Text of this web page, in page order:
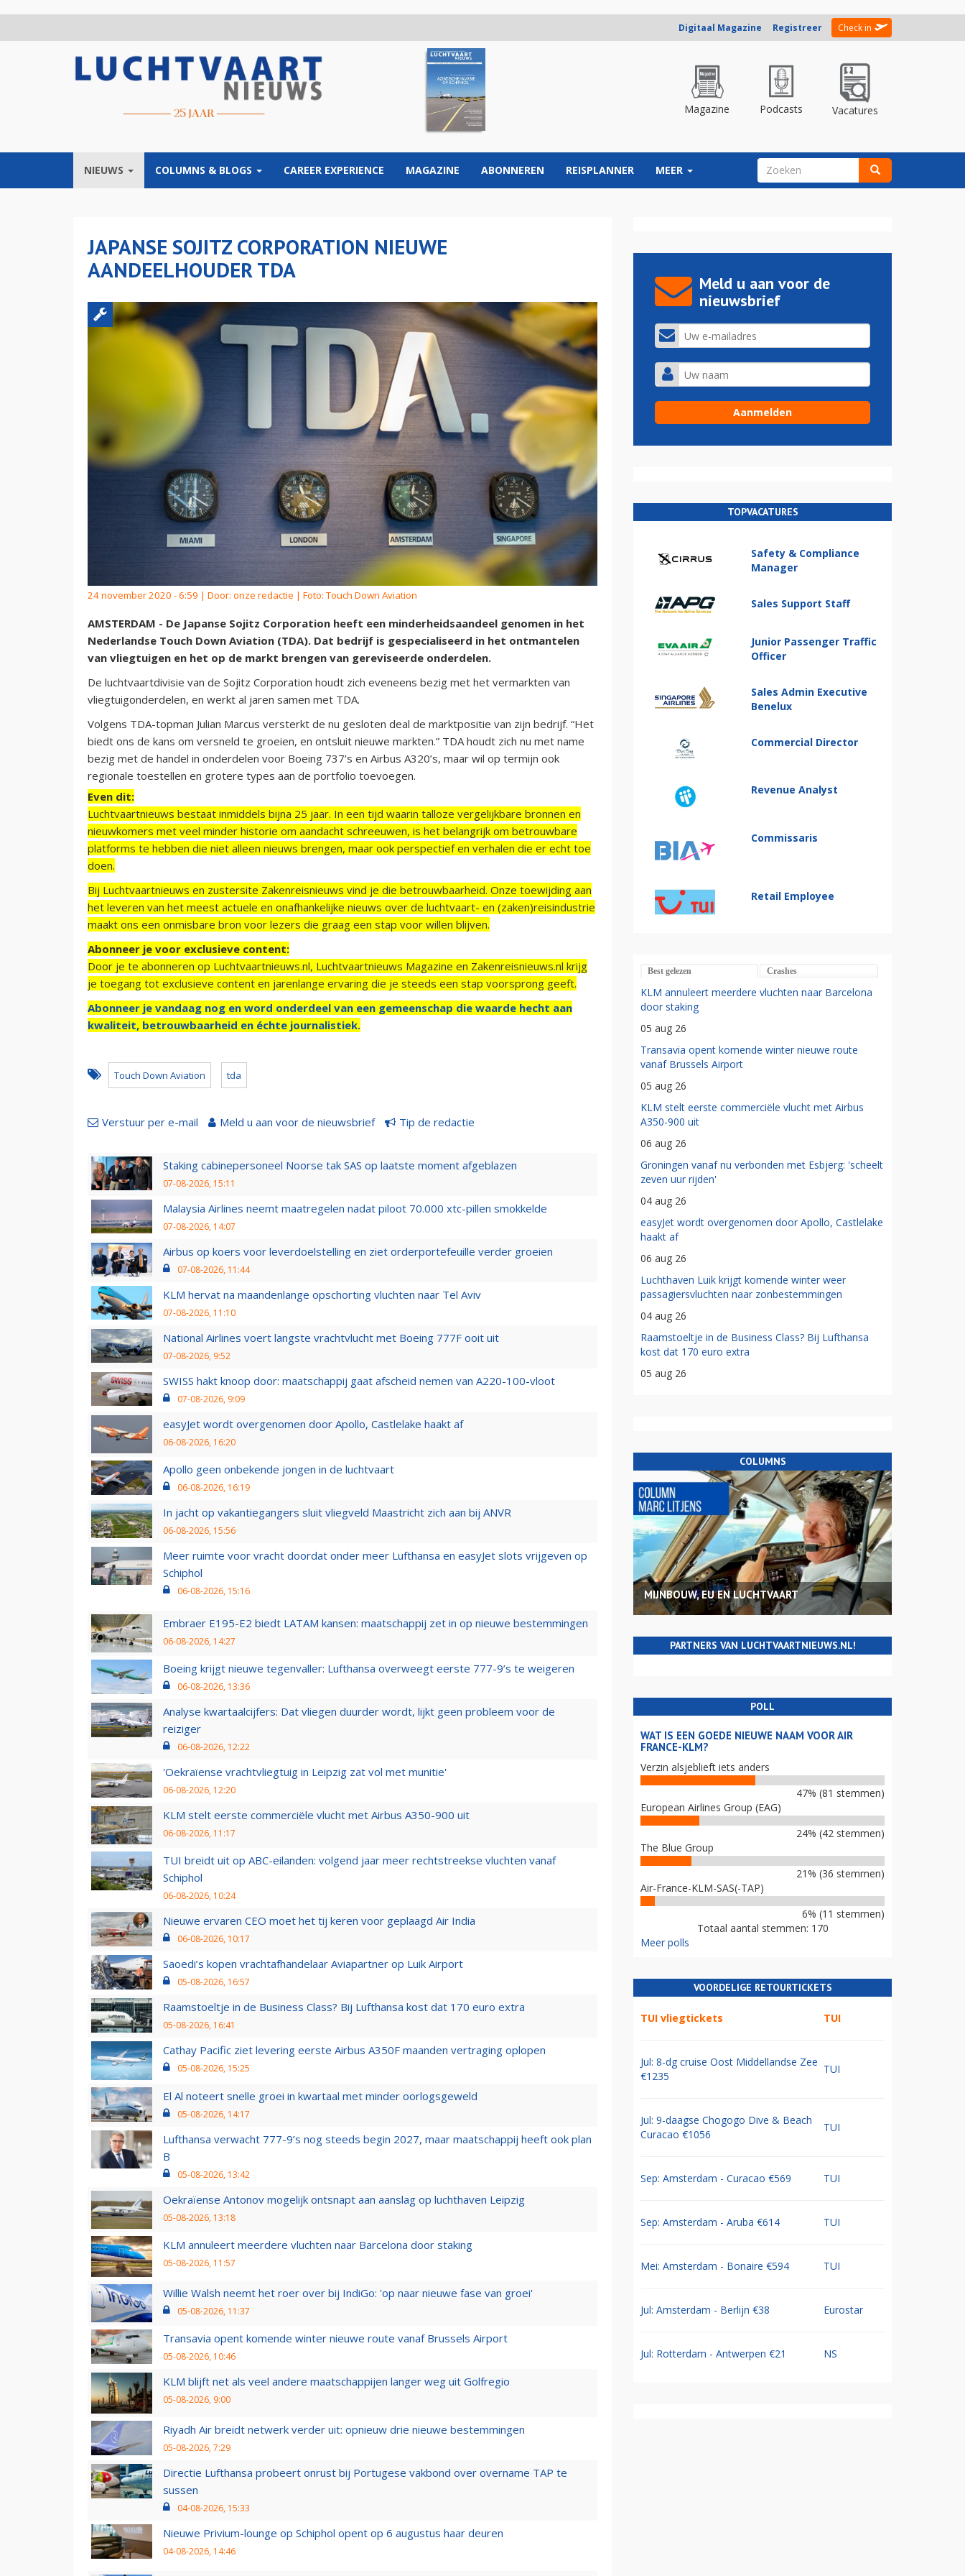
Digitaal Magazine Registreer Check in
Magazine Podcasts Vacatures
NIEUWS COLUMNS & BLOGS CAREER EXPERIENCE MAGAZINE ABONNEREN REISPLANNER MEER ZOEKVELD
JAPANSE SOJITZ CORPORATION NIEUWE
AANDEELHOUDER TDA
24 november 2020 - 6:59 | Door: onze redactie | Foto: Touch Down Aviation
AMSTERDAM - De Japanse Sojitz Corporation heeft een minderheidsaandeel genomen in het
Nederlandse Touch Down Aviation (TDA). Dat bedrijf is gespecialiseerd in het ontmantelen
van vliegtuigen en het op de markt brengen van gereviseerde onderdelen.
De luchtvaartdivisie van de Sojitz Corporation houdt zich eveneens bezig met het vermarkten van
vliegtuigonderdelen, en werkt al jaren samen met TDA.
Volgens TDA-topman Julian Marcus versterkt de nu gesloten deal de marktpositie van zijn bedrijf. “Het
biedt ons de kans om versneld te groeien, en ontsluit nieuwe markten.” TDA houdt zich nu met name
bezig met de handel in onderdelen voor Boeing 737’s en Airbus A320’s, maar wil op termijn ook
regionale toestellen en grotere types aan de portfolio toevoegen.
Even dit:
Luchtvaartnieuws bestaat inmiddels bijna 25 jaar. In een tijd waarin talloze vergelijkbare bronnen en
nieuwkomers met veel minder historie om aandacht schreeuwen, is het belangrijk om betrouwbare
platforms te hebben die niet alleen nieuws brengen, maar ook perspectief en verhalen die er echt toe
doen.
Bij Luchtvaartnieuws en zustersite Zakenreisnieuws vind je die betrouwbaarheid. Onze toewijding aan
het leveren van het meest actuele en onafhankelijke nieuws over de luchtvaart- en (zaken)reisindustrie
maakt ons een onmisbare bron voor lezers die graag een stap voor willen blijven.
Abonneer je voor exclusieve content:
Door je te abonneren op Luchtvaartnieuws.nl, Luchtvaartnieuws Magazine en Zakenreisnieuws.nl krijg
je toegang tot exclusieve content en jarenlange ervaring die je steeds een stap voorsprong geeft.
Abonneer je vandaag nog en word onderdeel van een gemeenschap die waarde hecht aan
kwaliteit, betrouwbaarheid en échte journalistiek.
Touch Down Aviation tda
Verstuur per e-mail Meld u aan voor de nieuwsbrief Tip de redactie
Staking cabinepersoneel Noorse tak SAS op laatste moment afgeblazen
07-08-2026, 15:11
Malaysia Airlines neemt maatregelen nadat piloot 70.000 xtc-pillen smokkelde
07-08-2026, 14:07
Airbus op koers voor leverdoelstelling en ziet orderportefeuille verder groeien
07-08-2026, 11:44
KLM hervat na maandenlange opschorting vluchten naar Tel Aviv
07-08-2026, 11:10
National Airlines voert langste vrachtvlucht met Boeing 777F ooit uit
07-08-2026, 9:52
SWISS hakt knoop door: maatschappij gaat afscheid nemen van A220-100-vloot
07-08-2026, 9:09
easyJet wordt overgenomen door Apollo, Castlelake haakt af
06-08-2026, 16:20
Apollo geen onbekende jongen in de luchtvaart
06-08-2026, 16:19
In jacht op vakantiegangers sluit vliegveld Maastricht zich aan bij ANVR
06-08-2026, 15:56
Meer ruimte voor vracht doordat onder meer Lufthansa en easyJet slots vrijgeven op
Schiphol
06-08-2026, 15:16
Embraer E195-E2 biedt LATAM kansen: maatschappij zet in op nieuwe bestemmingen
06-08-2026, 14:27
Boeing krijgt nieuwe tegenvaller: Lufthansa overweegt eerste 777-9’s te weigeren
06-08-2026, 13:36
Analyse kwartaalcijfers: Dat vliegen duurder wordt, lijkt geen probleem voor de
reiziger
06-08-2026, 12:22
'Oekraïense vrachtvliegtuig in Leipzig zat vol met munitie'
06-08-2026, 12:20
KLM stelt eerste commerciële vlucht met Airbus A350-900 uit
06-08-2026, 11:17
TUI breidt uit op ABC-eilanden: volgend jaar meer rechtstreekse vluchten vanaf
Schiphol
06-08-2026, 10:24
Nieuwe ervaren CEO moet het tij keren voor geplaagd Air India
06-08-2026, 10:17
Saoedi’s kopen vrachtafhandelaar Aviapartner op Luik Airport
05-08-2026, 16:57
Raamstoeltje in de Business Class? Bij Lufthansa kost dat 170 euro extra
05-08-2026, 16:41
Cathay Pacific ziet levering eerste Airbus A350F maanden vertraging oplopen
05-08-2026, 15:25
El Al noteert snelle groei in kwartaal met minder oorlogsgeweld
05-08-2026, 14:17
Lufthansa verwacht 777-9’s nog steeds begin 2027, maar maatschappij heeft ook plan
B
05-08-2026, 13:42
Oekraïense Antonov mogelijk ontsnapt aan aanslag op luchthaven Leipzig
05-08-2026, 13:18
KLM annuleert meerdere vluchten naar Barcelona door staking
05-08-2026, 11:57
Willie Walsh neemt het roer over bij IndiGo: 'op naar nieuwe fase van groei'
05-08-2026, 11:37
Transavia opent komende winter nieuwe route vanaf Brussels Airport
05-08-2026, 10:46
KLM blijft net als veel andere maatschappijen langer weg uit Golfregio
05-08-2026, 9:00
Riyadh Air breidt netwerk verder uit: opnieuw drie nieuwe bestemmingen
05-08-2026, 7:29
Directie Lufthansa probeert onrust bij Portugese vakbond over overname TAP te
sussen
04-08-2026, 15:33
Nieuwe Privium-lounge op Schiphol opent op 6 augustus haar deuren
04-08-2026, 14:46
Meld u aan voor de
nieuwsbrief
TOPVACATURES
Safety & Compliance
Manager
Sales Support Staff
Junior Passenger Traffic
Officer
Sales Admin Executive
Benelux
Commercial Director
Revenue Analyst
Commissaris
Retail Employee
Best gelezen Crashes
KLM annuleert meerdere vluchten naar Barcelona
door staking
05 aug 26
Transavia opent komende winter nieuwe route
vanaf Brussels Airport
05 aug 26
KLM stelt eerste commerciële vlucht met Airbus
A350-900 uit
06 aug 26
Groningen vanaf nu verbonden met Esbjerg: 'scheelt
zeven uur rijden'
04 aug 26
easyJet wordt overgenomen door Apollo, Castlelake
haakt af
06 aug 26
Luchthaven Luik krijgt komende winter weer
passagiersvluchten naar zonbestemmingen
04 aug 26
Raamstoeltje in de Business Class? Bij Lufthansa
kost dat 170 euro extra
05 aug 26
COLUMNS
MIJNBOUW, EU EN LUCHTVAART
PARTNERS VAN LUCHTVAARTNIEUWS.NL!
POLL
WAT IS EEN GOEDE NIEUWE NAAM VOOR AIR
FRANCE-KLM?
Verzin alsjeblieft iets anders
47% (81 stemmen)
European Airlines Group (EAG)
24% (42 stemmen)
The Blue Group
21% (36 stemmen)
Air-France-KLM-SAS(-TAP)
6% (11 stemmen)
Totaal aantal stemmen: 170
Meer polls
VOORDELIGE RETOURTICKETS
TUI vliegtickets TUI
Jul: 8-dg cruise Oost Middellandse Zee
€1235
TUI
Jul: 9-daagse Chogogo Dive & Beach
Curacao €1056
TUI
Sep: Amsterdam - Curacao €569 TUI
Sep: Amsterdam - Aruba €614 TUI
Mei: Amsterdam - Bonaire €594 TUI
Jul: Amsterdam - Berlijn €38 Eurostar
Jul: Rotterdam - Antwerpen €21 NS